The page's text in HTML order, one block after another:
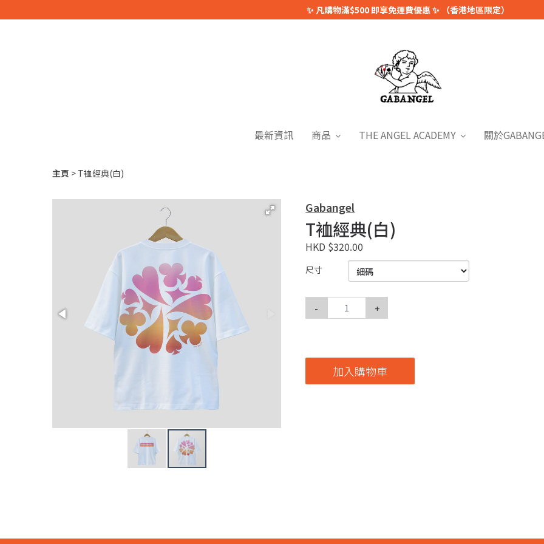
✨ 凡購物滿$500 即享免運費優惠 ✨ （香港地區限定）
最新資訊 商品 THE ANGEL ACADEMY 關於
主頁 T裇經典(白)
Gabangel
T裇經典(白)
HKD $320.00
尺寸
- +
加入購物車